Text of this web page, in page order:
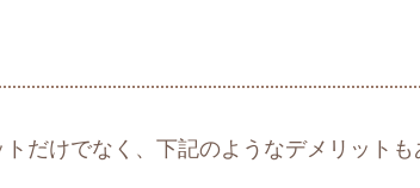
だけでなく、下記のようなデメリットも